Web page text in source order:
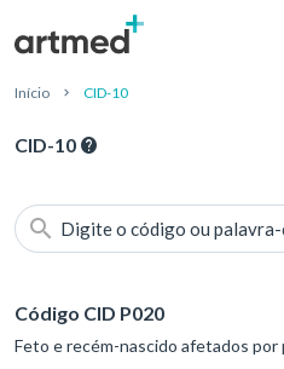
Início CID-10
CID-10
Digite o código ou
Código CID P020
Feto e recém-nascido afetados por